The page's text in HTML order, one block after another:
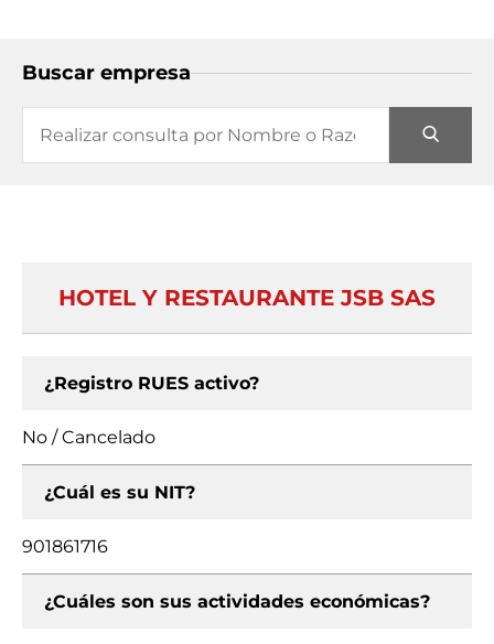
Buscar empresa
HOTEL Y RESTAURANTE JSB SAS
¿Registro RUES activo?
No / Cancelado
¿Cuál es su NIT?
901861716
¿Cuáles son sus actividades económicas?